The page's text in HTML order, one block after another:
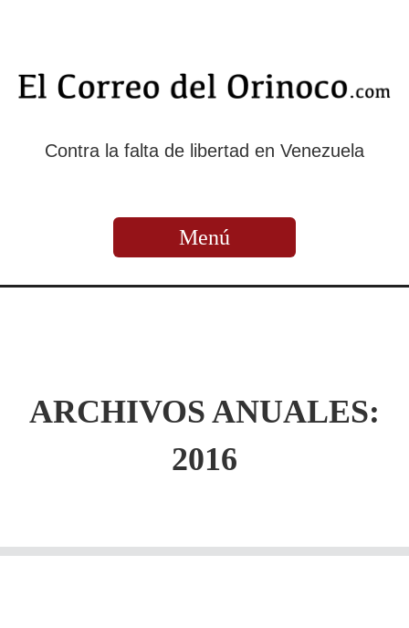
Contra la falta de libertad en Venezuela
Menú
ARCHIVOS ANUALES:
2016